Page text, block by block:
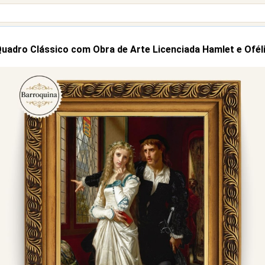
Clássico com Obra de Arte Licenciada Hamlet e